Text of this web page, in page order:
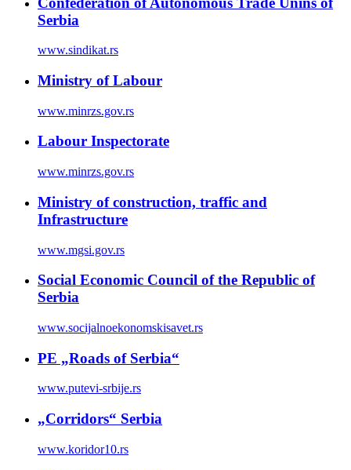
Serbia
www.sindikat.rs
Ministry of Labour
www.minrzs.gov.rs
Labour Inspectorate
www.minrzs.gov.rs
Ministry of construction, traffic and
Infrastructure
www.mgsi.gov.rs
Social Economic Council of the Republic of
Serbia
www.socijalnoekonomskisavet.rs
PE „Roads of Serbia“
www.putevi-srbije.rs
„Corridors“ Serbia
www.koridor10.rs